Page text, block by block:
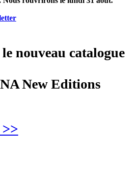
nouveau catalogue
New Editions